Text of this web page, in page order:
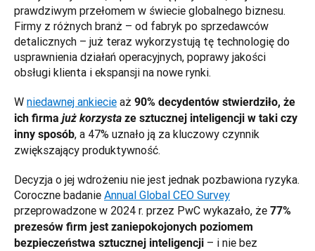
prawdziwym przełomem w świecie globalnego biznesu.
Firmy z różnych branż – od fabryk po sprzedawców
detalicznych – już teraz wykorzystują tę technologię do
usprawnienia działań operacyjnych, poprawy jakości
obsługi klienta i ekspansji na nowe rynki.
W niedawnej ankiecie aż 90% decydentów stwierdziło, że
ich firma już korzysta ze sztucznej inteligencji w taki czy
inny sposób, a 47% uznało ją za kluczowy czynnik
zwiększający produktywność.
Decyzja o jej wdrożeniu nie jest jednak pozbawiona ryzyka.
Coroczne badanie Annual Global CEO Survey
przeprowadzone w 2024 r. przez PwC wykazało, że 77%
prezesów firm jest zaniepokojonych poziomem
bezpieczeństwa sztucznej inteligencji – i nie bez